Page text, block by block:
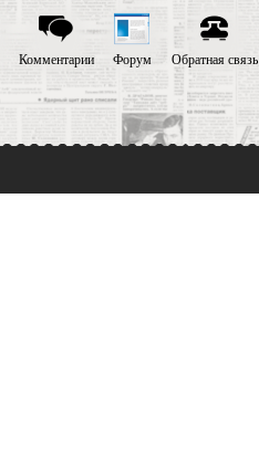
Комментарии Форум Обратная связь